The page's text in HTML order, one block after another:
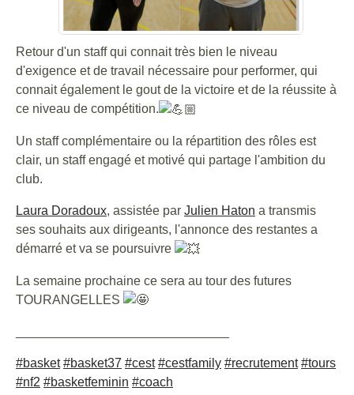
Retour d'un staff qui connait très bien le niveau
d'exigence et de travail nécessaire pour performer, qui
connait également le gout de la victoire et de la réussite à
ce niveau de compétition.
Un staff complémentaire ou la répartition des rôles est
clair, un staff engagé et motivé qui partage l'ambition du
club.
Laura Doradoux, assistée par Julien Haton a transmis
ses souhaits aux dirigeants, l'annonce des restantes a
démarré et va se poursuivre
La semaine prochaine ce sera au tour des futures
TOURANGELLES
#basket #basket37 #cest #cestfamily #recrutement #tours
#nf2 #basketfeminin #coach